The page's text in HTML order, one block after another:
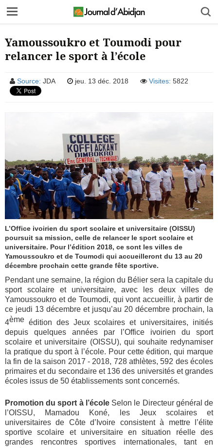
Yamoussoukro et Toumodi pour
relancer le sport à l’école
Source: JDA jeu. 13 déc. 2018 Visites: 5822
L’Office ivoirien du sport scolaire et universitaire (OISSU)
poursuit sa mission, celle de relancer le sport scolaire et
universitaire. Pour l’édition 2018, ce sont les villes de
Yamoussoukro et de Toumodi qui accueilleront du 13 au 20
décembre prochain cette grande fête sportive.
Pendant une semaine, la région du Bélier sera la capitale du
sport scolaire et universitaire, avec les deux villes de
Yamoussoukro et de Toumodi, qui vont accueillir, à partir de
ce jeudi 13 décembre et jusqu’au 20 décembre prochain, la
4ème édition des Jeux scolaires et universitaires, initiés
depuis quelques années par l ’Office ivoirien du sport
scolaire et universitaire (OISSU), qui souhaite redynamiser
la pratique du sport à l’école. Pour cette édition, qui marque
la fin de la saison 2017 - 2018, 728 athlètes, 592 des écoles
primaires et du secondaire et 136 des universités et grandes
écoles issus de 50 établissements sont concernés.
Promotion du sport à l’école Selon le Directeur général de
l’OISSU, Mamadou Koné, les Jeux scolaires et
universitaires de Côte d’Ivoire consistent à mettre l’élite
sportive scolaire et universitaire en situation réelle des
grandes rencontres sportives internationales, tant en